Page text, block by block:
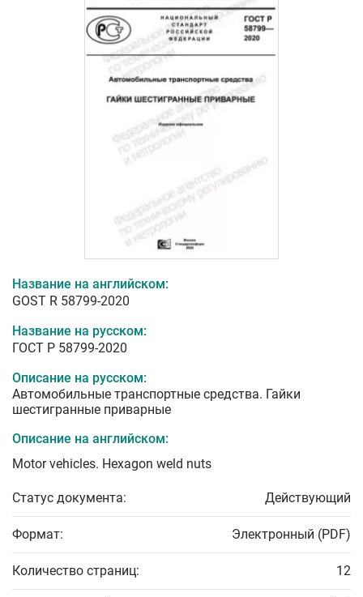
Название на английском:
GOST R 58799-2020
Название на русском:
ГОСТ Р 58799-2020
Описание на русском:
Автомобильные транспортные средства. Гайки
шестигранные приварные
Описание на английском:
Motor vehicles. Hexagon weld nuts
Статус документа: Действующий
Формат: Электронный (PDF)
Количество страниц: 12